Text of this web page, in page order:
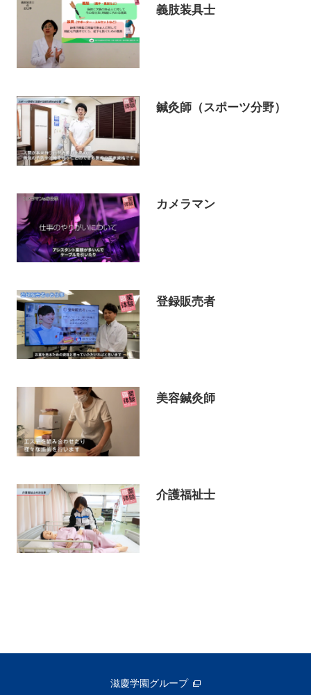
義肢装具士
鍼灸師（スポーツ分野）
カメラマン
登録販売者
美容鍼灸師
介護福祉士
滋慶学園グループ